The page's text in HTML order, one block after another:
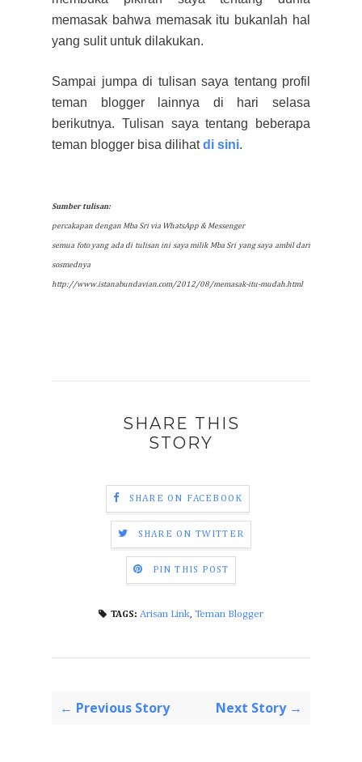
memasak bahwa memasak itu bukanlah hal
yang sulit untuk dilakukan.
Sampai jumpa di tulisan saya tentang profil
teman blogger lainnya di hari selasa
berikutnya. Tulisan saya tentang beberapa
teman blogger bisa dilihatdi sini.
Sumber tulisan:
percakapan dengan Mba Sri via WhatsApp & Messenger
semua foto yang ada di tulisan ini saya milik Mba Sri yang saya ambil dari
sosmednya
http://www.istanabundavian.com/2012/08/memasak-itu-mudah.html
SHARE THIS
STORY
SHARE ON FACEBOOK
SHARE ON TWITTER
PIN THIS POST
TAGS: Arisan Link, Teman Blogger
← Previous Story Next Story →